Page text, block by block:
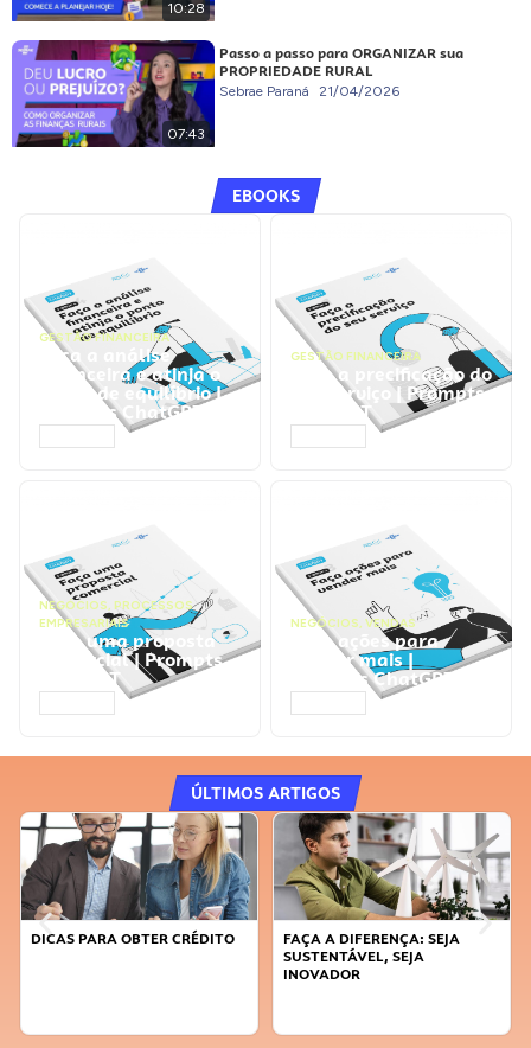
10:28
07:43
Passo a passo para ORGANIZAR sua
PROPRIEDADE RURAL
Sebrae Paraná 21/04/2026
EBOOKS
GESTÃO FINANCEIRA
Faça a análise
financeira e atinja o
ponto de equilíbrio |
Prompts ChatGPT
GESTÃO FINANCEIRA
Faça a precificação do
seu serviço | Prompts
ChatGPT
NEGÓCIOS, PROCESSOS
EMPRESARIAIS
Faça uma proposta
comercial | Prompts
ChatGPT
NEGÓCIOS, VENDAS
Faça ações para
vender mais |
Prompts ChatGPT
ÚLTIMOS ARTIGOS
DICAS PARA OBTER CRÉDITO
FAÇA A DIFERENÇA: SEJA
SUSTENTÁVEL, SEJA
INOVADOR